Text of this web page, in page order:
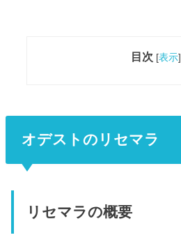
目次 [表示]
オデストのリセマラ
リセマラの概要